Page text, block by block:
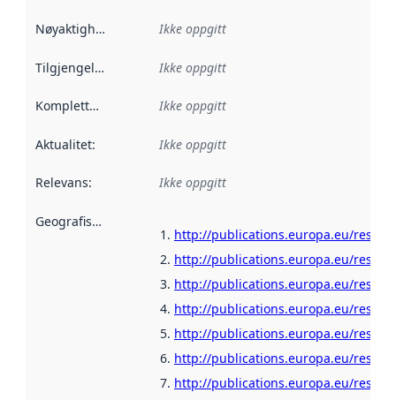
Nøyaktighet Ikke oppgitt
Tilgjengelighet Ikke oppgitt
Kompletthet Ikke oppgitt
Aktualitet: Ikke oppgitt
Relevans: Ikke oppgitt
Geografisk avgrensning
http://publications.europa.eu/
http://publications.europa.eu/
http://publications.europa.eu/
http://publications.europa.eu/
http://publications.europa.eu/
http://publications.europa.eu/
http://publications.europa.eu/